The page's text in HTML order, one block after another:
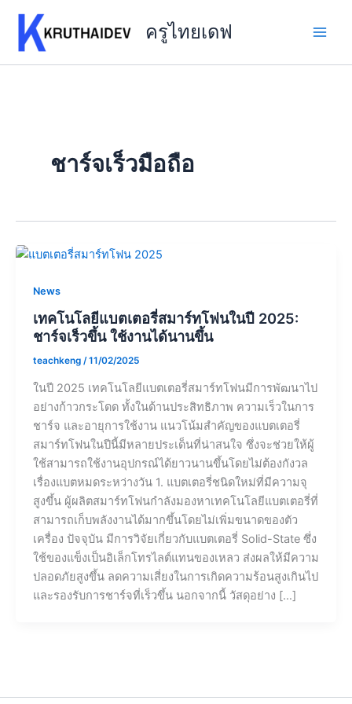
content
ครูไทยเดฟ
ชาร์จเร็วมือถือ
News
เทคโนโลยีแบตเตอรี่สมาร์ทโฟนในปี 2025:
ชาร์จเร็วขึ้น ใช้งานได้นานขึ้น
teachkeng /11/02/2025
ในปี 2025 เทคโนโลยีแบตเตอรี่สมาร์ทโฟนมีการพัฒนาไป
อย่างก้าวกระโดด ทั้งในด้านประสิทธิภาพ ความเร็วในการ
ชาร์จ และอายุการใช้งาน แนวโน้มสำคัญของแบตเตอรี่
สมาร์ทโฟนในปีนี้มีหลายประเด็นที่น่าสนใจ ซึ่งจะช่วยให้ผู้
ใช้สามารถใช้งานอุปกรณ์ได้ยาวนานขึ้นโดยไม่ต้องกังวล
เรื่องแบตหมดระหว่างวัน 1. แบตเตอรี่ชนิดใหม่ที่มีความจุ
สูงขึ้น ผู้ผลิตสมาร์ทโฟนกำลังมองหาเทคโนโลยีแบตเตอรี่ที่
สามารถเก็บพลังงานได้มากขึ้นโดยไม่เพิ่มขนาดของตัว
เครื่อง ปัจจุบัน มีการวิจัยเกี่ยวกับแบตเตอรี่ Solid-State ซึ่ง
ใช้ของแข็งเป็นอิเล็กโทรไลต์แทนของเหลว ส่งผลให้มีความ
ปลอดภัยสูงขึ้น ลดความเสี่ยงในการเกิดความร้อนสูงเกินไป
และรองรับการชาร์จที่เร็วขึ้น นอกจากนี้ วัสดุอย่าง […]